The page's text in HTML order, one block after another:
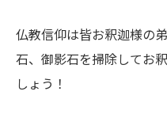
仏教信仰は皆お釈迦様の
石、御影石を掃除してお
しょう！